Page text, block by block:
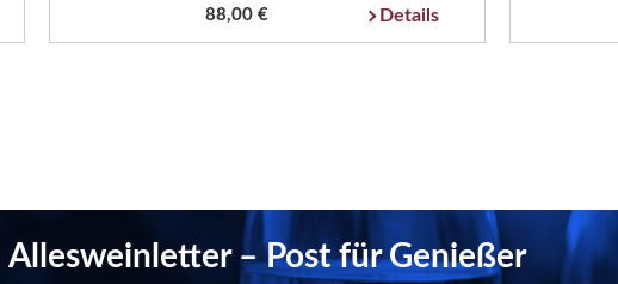
88,00 € Details
Allesweinletter – Post für Genießer